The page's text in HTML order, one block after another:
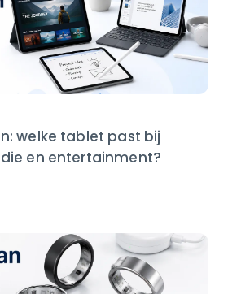
welke tablet past bij
en entertainment?